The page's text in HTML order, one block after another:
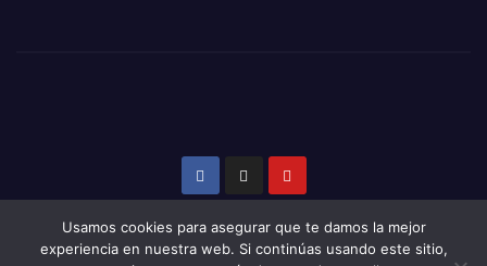
Usamos cookies para asegurar que te damos la mejor
experiencia en nuestra web. Si continúas usando este sitio,